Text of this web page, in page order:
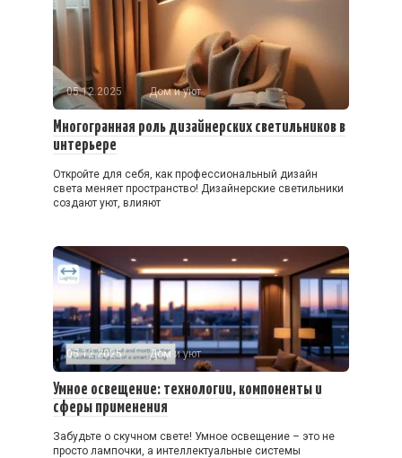
05.12.2025 Дом и уют
Многогранная роль дизайнерских светильников в
интерьере
Откройте для себя, как профессиональный дизайн
света меняет пространство! Дизайнерские светильники
создают уют, влияют
05.12.2025 Дом и уют
Умное освещение: технологии, компоненты и
сферы применения
Забудьте о скучном свете! Умное освещение – это не
просто лампочки, а интеллектуальные системы